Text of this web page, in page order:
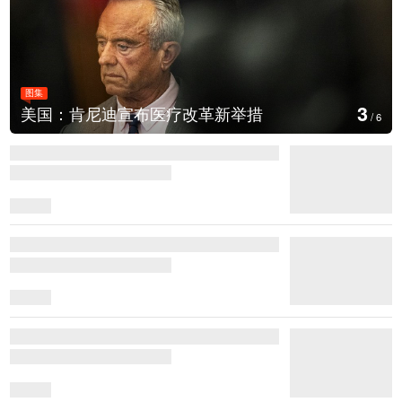
图集
云南普洱：乡村风光如画 4 /6